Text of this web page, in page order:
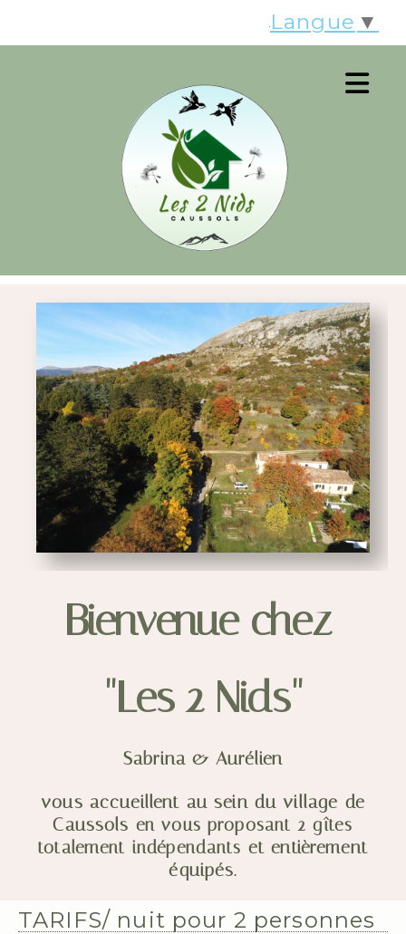
Bienvenue chez
"Les 2 Nids"
Sabrina & Aurélien
vous accueillent au sein du village de
Caussols en vous proposant 2 gîtes
totalement indépendants et entièrement
équipés.
TARIFS/ nuit pour 2 personnes
Langue ▼